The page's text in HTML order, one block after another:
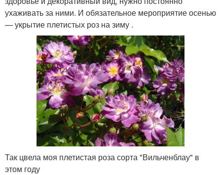
ухаживать за ними. И обязательное мероприятие осенью
— укрытие плетистых роз на зиму .
Так цвела моя плетистая роза сорта "Вильченблау" в
этом году